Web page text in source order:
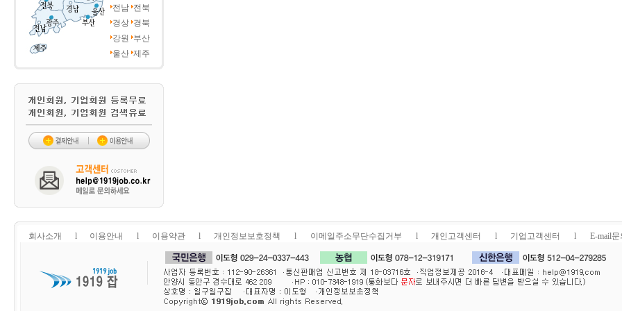
전남 전북
경상 경북
강원
부산
울산 제주
회사소개 l 이용안내 l 이용약관 l 개인정보보호정책 l 이메일주소무단수집거부 l 개인고객센터 l 기업고객센터 l E-mail문